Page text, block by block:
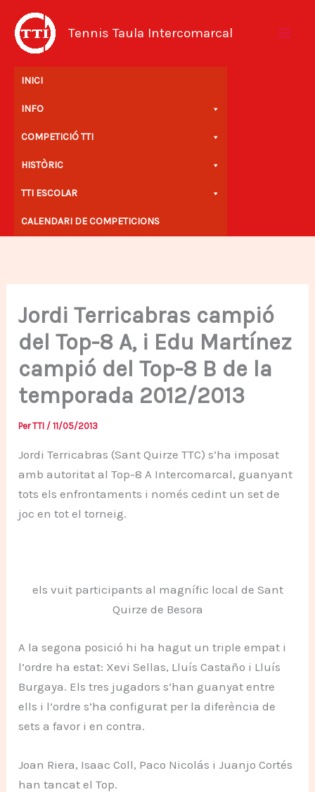
contingut
Tennis Taula Intercomarcal
INICI
INFO
COMPETICIÓ TTI
HISTÒRIC
TTI ESCOLAR
CALENDARI DE COMPETICIONS
Jordi Terricabras campió
del Top-8 A, i Edu Martínez
campió del Top-8 B de la
temporada 2012/2013
Per TTI /11/05/2013
Jordi Terricabras (Sant Quirze TTC) s’ha imposat
amb autoritat al Top-8 A Intercomarcal, guanyant
tots els enfrontaments i només cedint un set de
joc en tot el torneig.
els vuit participants al magnífic local de Sant
Quirze de Besora
A la segona posició hi ha hagut un triple empat i
l’ordre ha estat: Xevi Sellas, Lluís Castaño i Lluís
Burgaya. Els tres jugadors s’han guanyat entre
ells i l’ordre s’ha configurat per la diferència de
sets a favor i en contra.
Joan Riera, Isaac Coll, Paco Nicolás i Juanjo Cortés
han tancat el Top.